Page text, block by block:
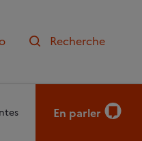
Recherche
En parler